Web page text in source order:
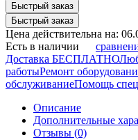
Быстрый заказ
Быстрый заказ
Цена действительна на:
Есть в наличии
Доставка БЕСПЛАТНО
работыРемонт
обслуживаниеПомощь
Описание
Дополнительные
Отзывы (0)